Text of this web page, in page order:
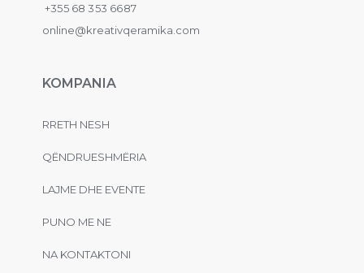
+355 68 353 6687
online@kreativqeramika.com
KOMPANIA
RRETH NESH
QËNDRUESHMËRIA
LAJME DHE EVENTE
PUNO ME NE
NA KONTAKTONI